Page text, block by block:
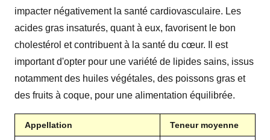
impacter négativement la santé cardiovasculaire. Les
acides gras insaturés, quant à eux, favorisent le bon
cholestérol et contribuent à la santé du cœur. Il est
important d'opter pour une variété de lipides sains, issus
notamment des huiles végétales, des poissons gras et
des fruits à coque, pour une alimentation équilibrée.
Appellation Teneur moyenne